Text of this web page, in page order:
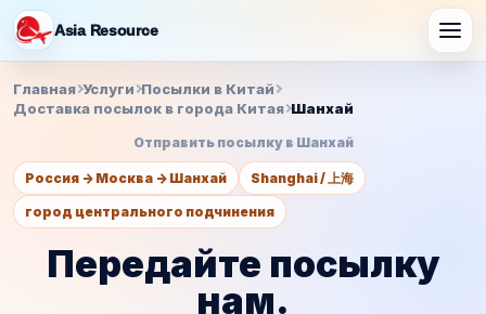
Asia Resource
Главная Услуги Посылки в Китай
Доставка посылок в города Китая Шанхай
Отправить посылку в Шанхай
Россия -> Москва -> Шанхай Shanghai / 上海
город центрального подчинения
Передайте посылку
нам.
расчет